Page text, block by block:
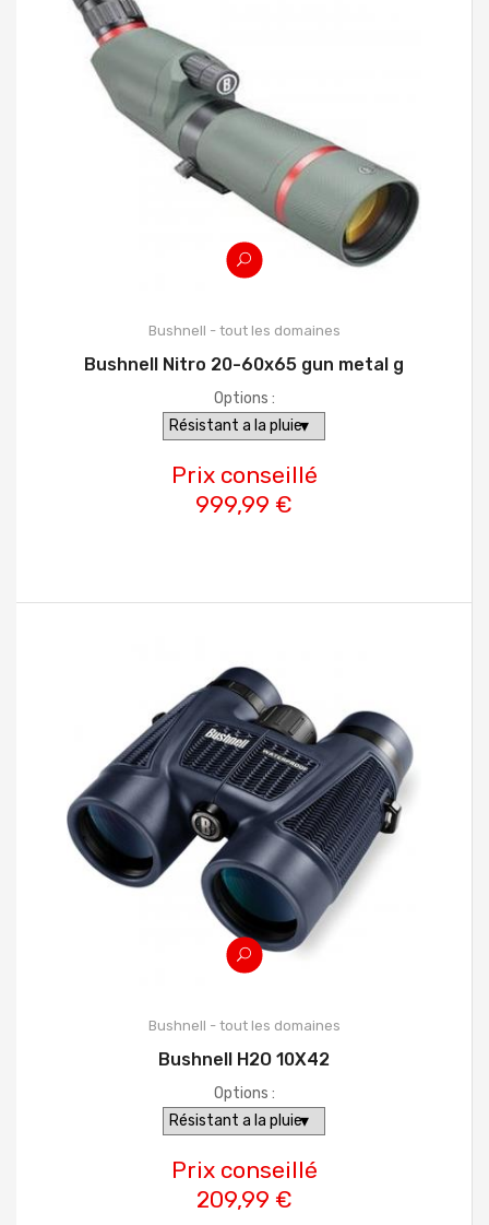
Bushnell - tout les domaines
Bushnell Nitro 20-60x65 gun metal g
Options :
Prix conseillé
999,99 €
Bushnell - tout les domaines
Bushnell H2O 10X42
Options :
Prix conseillé
209,99 €